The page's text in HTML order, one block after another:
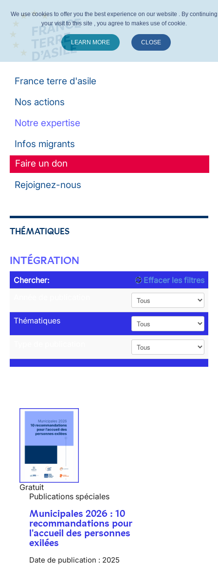
France terre d'asile
Nos actions
Notre expertise
Infos migrants
Faire un don
Rejoignez-nous
THÉMATIQUES
INTÉGRATION
Chercher:
Effacer les filtres
Thématiques
Gratuit
Publications spéciales
Municipales 2026 : 10
recommandations pour
l'accueil des personnes
exilées
Date de publication : 2025
We use cookies to offer you the best experience on our website . By continuing
your visit to this site , you agree to makes use of cookie.
LEARN MORE CLOSE